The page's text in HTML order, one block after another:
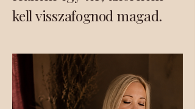
kell visszafognod magad.